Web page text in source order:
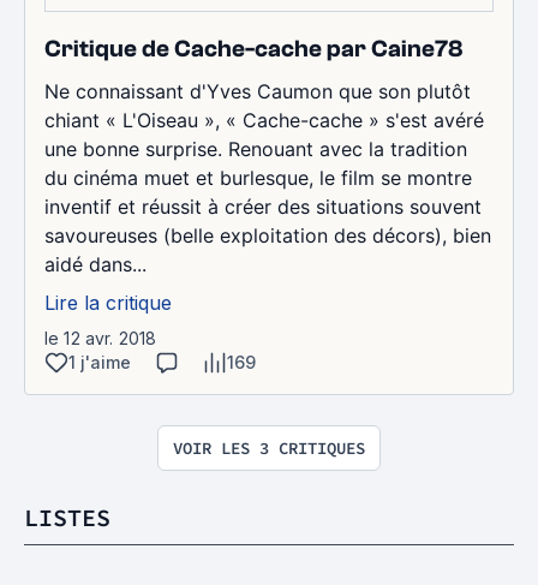
Critique de Cache-cache par Caine78
Ne connaissant d'Yves Caumon que son plutôt
chiant « L'Oiseau », « Cache-cache » s'est avéré
une bonne surprise. Renouant avec la tradition
du cinéma muet et burlesque, le film se montre
inventif et réussit à créer des situations souvent
savoureuses (belle exploitation des décors), bien
aidé dans...
Lire la critique
le 12 avr. 2018
1 j'aime
169
VOIR LES 3 CRITIQUES
LISTES